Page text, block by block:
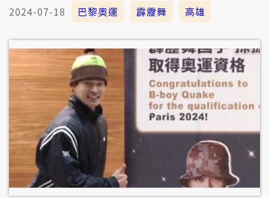
2024-07-18 巴黎奧運 霹靂舞 高雄